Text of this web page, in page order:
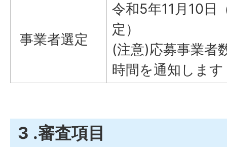
事業者選定
令和5年11月10日
定）
(注意)応募事業者
時間を通知します
3 .審査項目